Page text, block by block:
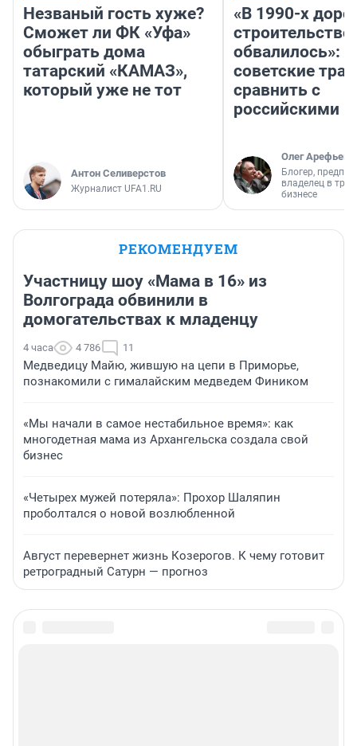
Незваный гость хуже?
Сможет ли ФК «Уфа»
обыграть дома
татарский «КАМАЗ»,
который уже не тот
Антон Селиверстов
Журналист UFA1.RU
«В 1990-х
строительство
обвалилось»:
советские
сравнить с
российскими
Олег Арефьев
Блогер,
владелец в
бизнесе
РЕКОМЕНДУЕМ
Участницу шоу «Мама в 16» из
Волгограда обвинили в
домогательствах к младенцу
4 часа 4 786 11
Медведицу Майю, жившую на цепи в Приморье,
познакомили с гималайским медведем Фиником
«Мы начали в самое нестабильное время»: как
многодетная мама из Архангельска создала свой
бизнес
«Четырех мужей потеряла»: Прохор Шаляпин
проболтался о новой возлюбленной
Август перевернет жизнь Козерогов. К чему готовит
ретроградный Сатурн — прогноз